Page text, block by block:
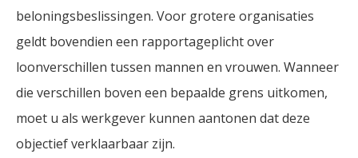
beloningsbeslissingen. Voor grotere organisaties
geldt bovendien een rapportageplicht over
loonverschillen tussen mannen en vrouwen. Wanneer
die verschillen boven een bepaalde grens uitkomen,
moet u als werkgever kunnen aantonen dat deze
objectief verklaarbaar zijn.